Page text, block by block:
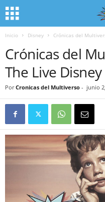
Inicio Disney Crónicas del
Crónicas del
The Live
Por Cronicas del Multiverso - junio